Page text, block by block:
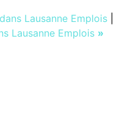
Lausanne Emplois
Lausanne Emplois »